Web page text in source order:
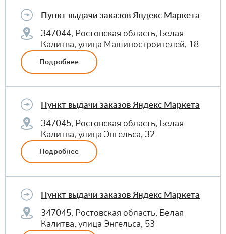
Пункт выдачи заказов Яндекс Маркета
347044, Ростовская область, Белая
Калитва, улица Машиностроителей, 18
Подробнее
Пункт выдачи заказов Яндекс Маркета
347045, Ростовская область, Белая
Калитва, улица Энгельса, 32
Подробнее
Пункт выдачи заказов Яндекс Маркета
347045, Ростовская область, Белая
Калитва, улица Энгельса, 53